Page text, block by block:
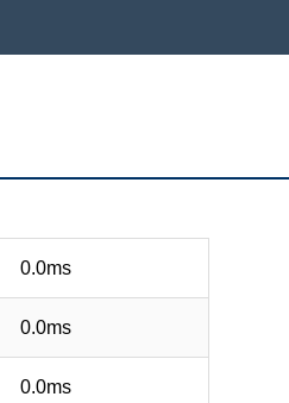
0.0ms
0.0ms
0.0ms